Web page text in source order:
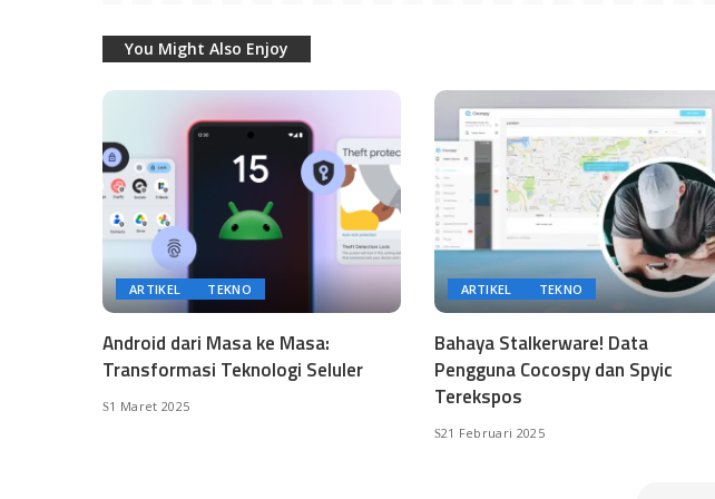
You Might Also Enjoy
ARTIKEL TEKNO
Android dari Masa ke Masa:
Transformasi Teknologi Seluler
1 Maret 2025
ARTIKEL TEKNO
Bahaya Stalkerware! Data
Pengguna Cocospy dan Spyic
Terekspos
21 Februari 2025